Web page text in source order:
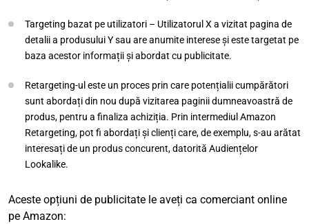
Targeting bazat pe utilizatori – Utilizatorul X a vizitat pagina de
detalii a produsului Y sau are anumite interese și este targetat pe
baza acestor informații și abordat cu publicitate.
Retargeting-ul este un proces prin care potențialii cumpărători
sunt abordați din nou după vizitarea paginii dumneavoastră de
produs, pentru a finaliza achiziția. Prin intermediul Amazon
Retargeting, pot fi abordați și clienți care, de exemplu, s-au arătat
interesați de un produs concurent, datorită Audiențelor
Lookalike.
Aceste opțiuni de publicitate le aveți ca comerciant online
pe Amazon: